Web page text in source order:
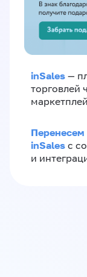
inSales —
торговлей
Перенесем
inSales с
и